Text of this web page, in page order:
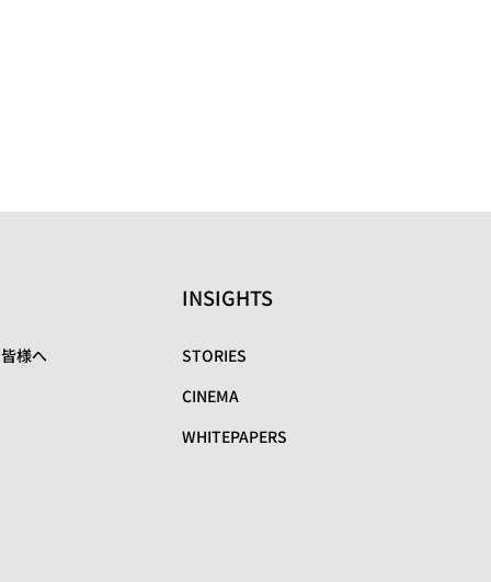
様へ
INSIGHTS
STORIES
CINEMA
WHITEPAPERS